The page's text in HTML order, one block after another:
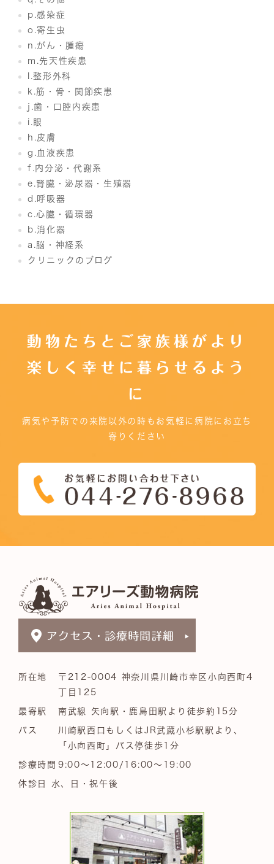
p.感染症
o.寄生虫
n.がん・腫瘍
m.先天性疾患
l.整形外科
k.筋・骨・関節疾患
j.歯・口腔内疾患
i.眼
h.皮膚
g.血液疾患
f.内分泌・代謝系
e.腎臓・泌尿器・生殖器
d.呼吸器
c.心臓・循環器
b.消化器
a.脳・神経系
クリニックのブログ
動物たちとご家族様がより
楽しく幸せに暮らせるよう
に
病気や予防での来院以外の時もお気軽に病院にお立ち
寄りください
所在地
〒212-0004 神奈川県川崎市幸区小向西町4
丁目125
最寄駅 南武線 矢向駅・鹿島田駅より徒歩約15分
バス
川崎駅西口もしくはJR武蔵小杉駅駅より、
「小向西町」バス停徒歩1分
診療時間 9:00～12:00/16:00～19:00
休診日 水、日・祝午後